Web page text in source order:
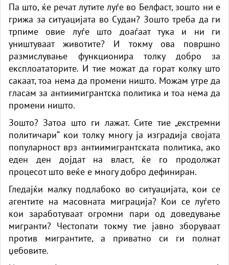
Па што, ќе речат лутите луѓе во Белфаст, зошто ни е
грижа за ситуацијата во Судан? Зошто треба да ги
трпиме овие луѓе што доаѓаат тука и ни ги
уништуваат животите? И токму ова површно
размислување функционира толку добро за
експлоататорите. И тие можат да горат колку што
сакаат, тоа нема да промени ништо. Можам утре да
гласам за антиимигрантска политика и тоа нема да
промени ништо.
Зошто? Затоа што ги лажат. Сите тие „екстремни
политичари“ кои толку многу ја изградија својата
популарност врз антиимигрантската политика, ако
еден ден дојдат на власт, ќе го продолжат
процесот што веќе е многу добро дефиниран.
Гледајќи малку подлабоко во ситуацијата, кои се
агентите на масовната миграција? Кои се луѓето
кои заработуваат огромни пари од доведување
мигранти? Честопати токму тие јавно зборуваат
против мигрантите, а приватно си ги полнат
џебовите.